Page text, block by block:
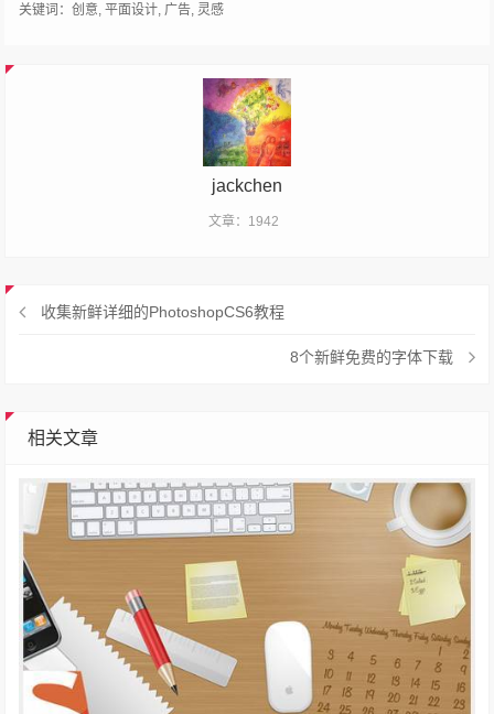
关键词：创意 ,平面设计 广告 灵感
jackchen
文章：1942
收集新鲜详细的PhotoshopCS6教程
8个新鲜免费的字体下载
相关文章